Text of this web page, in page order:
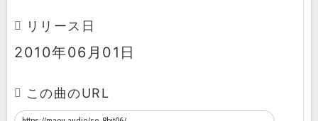
リリース日
2010年06月01日
この曲のURL